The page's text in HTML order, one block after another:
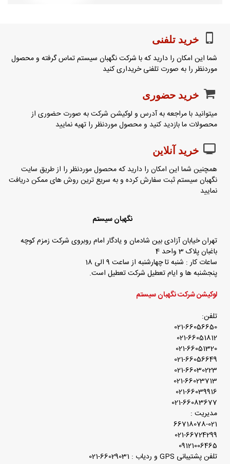
خرید تلفنی
شما این امکان را دارید که با شرکت نگهبان سیستم تماس گرفته و محصول
موردنظر را به صورت تلفنی خریداری کنید
خرید حضوری
میتوانید با مراجعه به آدرس و لوکیشن شرکت به صورت حضوری از
محصولات ما بازدید کنید و محصول موردنظر را تهیه نمایید
خرید آنلاین
همچنین شما این امکان را دارید که محصول موردنظر را از طریق سایت
نگهبان سیستم ثبت سفارش کرده و به سریع ترین روش های ممکن دریافت
نمایید
نگهبان سیستم
تهران خیابان آزادی بین شادمان و یادگار امام روبروی شرکت زمزم کوچه
باغبان پلاک 3 واحد 4
ساعات کار : شنبه تا چهارشنبه از ساعت 9 الی 18
پنجشنبه ها و ایام تعطیل شرکت تعطیل است.
لوکیشن شرکت نگهبان سیستم
تلفن:
021-66056650
021-66051812
021-66051320
021-66056649
021-66030223
021-66023713
021-66039916
021-66083677
مدیریت :
66718078-021
021-66724299
09121006465
تلفن پشتیبانی GPS و ردیاب : 66029031-021